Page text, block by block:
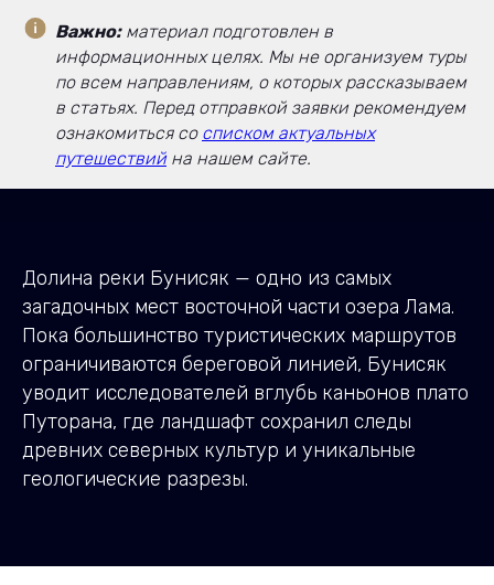
Важно:материал подготовлен в
информационных целях. Мы не организуем туры
по всем направлениям, о которых рассказываем
в статьях. Перед отправкой заявки рекомендуем
ознакомиться со списком актуальных
путешествийна нашем сайте.
Долина реки Бунисяк — одно из самых
загадочных мест восточной части озера Лама.
Пока большинство туристических маршрутов
ограничиваются береговой линией, Бунисяк
уводит исследователей вглубь каньонов плато
Путорана, где ландшафт сохранил следы
древних северных культур и уникальные
геологические разрезы.